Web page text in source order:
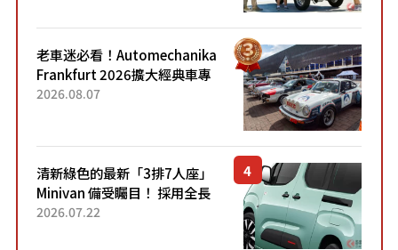
老車迷必看！Automechanika
Frankfurt 2026擴大經典車專
區 1954年珍稀古董車現場修復
2026.08.07
清新綠色的最新「3排7人座」
Minivan 備受矚目！ 採用全長
4.7公尺剛剛好的車身尺寸與
2026.07.22